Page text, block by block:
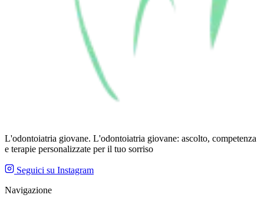
L'odontoiatria giovane. L'odontoiatria giovane: ascolto, competenza
e terapie personalizzate per il tuo sorriso
Seguici su Instagram
Navigazione